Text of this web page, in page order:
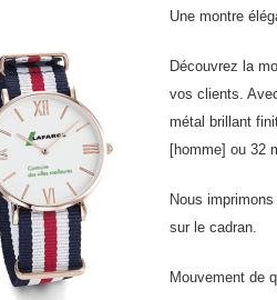
Une montre
Découvrez la
vos clients.
métal brillant
[homme] ou 32
Nous
sur le cadran.
Mouvement de